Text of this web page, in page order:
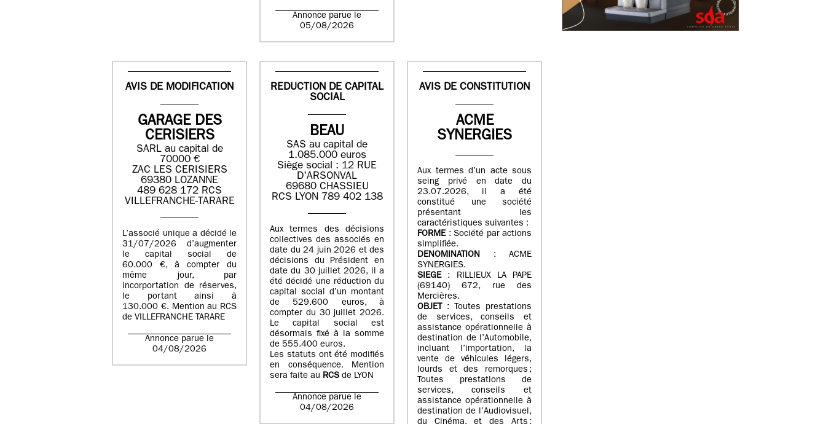
Annonce parue le
05/08/2026
AVIS DE MODIFICATION
GARAGE DES
CERISIERS
SARL au capital de
70000 €
ZAC LES CERISIERS
69380 LOZANNE
489 628 172 RCS
VILLEFRANCHE-TARARE
L’associé unique a décidé le
31/07/2026 d’augmenter
le capital social de
60.000 €, à compter du
même jour, par
incorportation de réserves,
le portant ainsi à
130.000 €. Mention au RCS
de VILLEFRANCHE TARARE
Annonce parue le
04/08/2026
REDUCTION DE CAPITAL
SOCIAL
BEAU
SAS au capital de
1.085.000 euros
Siège social : 12 RUE
D'ARSONVAL
69680 CHASSIEU
RCS LYON 789 402 138
Aux termes des décisions
collectives des associés en
date du 24 juin 2026 et des
décisions du Président en
date du 30 juillet 2026, il a
été décidé une réduction du
capital social d’un montant
de 529.600 euros, à
compter du 30 juillet 2026.
Le capital social est
désormais fixé à la somme
de 555.400 euros.
Les statuts ont été modifiés
en conséquence. Mention
sera faite au RCS de LYON
Annonce parue le
04/08/2026
AVIS DE CONSTITUTION
ACME
SYNERGIES
Aux termes d’un acte sous
seing privé en date du
23.07.2026, il a été
constitué une société
présentant les
caractéristiques suivantes :
FORME: Société par actions
simplifiée.
DENOMINATION : ACME
SYNERGIES.
SIEGE: RILLIEUX LA PAPE
(69140) 672, rue des
Mercières.
OBJET : Toutes prestations
de services, conseils et
assistance opérationnelle à
destination de l’Automobile,
incluant l’importation, la
vente de véhicules légers,
lourds et des remorques ;
Toutes prestations de
services, conseils et
assistance opérationnelle à
destination de l’Audiovisuel,